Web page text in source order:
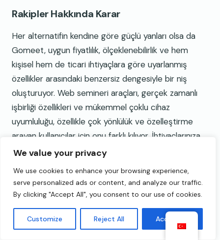
We value your privacy
We use cookies to enhance your browsing experience,
serve personalized ads or content, and analyze our traffic.
By clicking "Accept All", you consent to our use of cookies.
Customize Reject All Accept All
Rakipler Hakkında Karar
Her alternatifin kendine göre güçlü yanları olsa da
Gomeet, uygun fiyatlılık, ölçeklenebilirlik ve hem
kişisel hem de ticari ihtiyaçlara göre uyarlanmış
özellikler arasındaki benzersiz dengesiyle bir niş
oluşturuyor. Web semineri araçları, gerçek zamanlı
işbirliği özellikleri ve mükemmel çoklu cihaz
uyumluluğu, özellikle çok yönlülük ve özelleştirme
arayan kullanıcılar için onu farklı kılıyor. İhtiyaçlarınıza
ve bütçenize bağlı olarak Zoom veya Google Meet
çeşitli araç yelpazesi ve rekabetçi fiyatlandırması
onu iletişim platformu alanında sağlam bir rakip
haline getiriyor.
Çözüm